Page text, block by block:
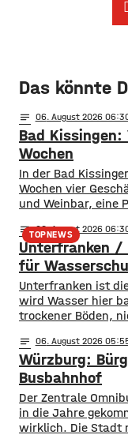
Das könnte
notes 06. August 2026
Bad
Wochen
In der Bad
Wochen vier
und Weinbar, eine
Kissingens
damit ihr
TOPNEWS
notes 06. August 2026
Unterfranken /
für
​​Unterfranken ist
wird Wasser hier
trockener Böden,
​Mit einem neuen
Wasser-
dabei kurzfristige
So sollen unter
notes 06. August 2026
Würzburg:
Busbahnhof
Der Zentrale
in die Jahre
wirklich. Die Stadt